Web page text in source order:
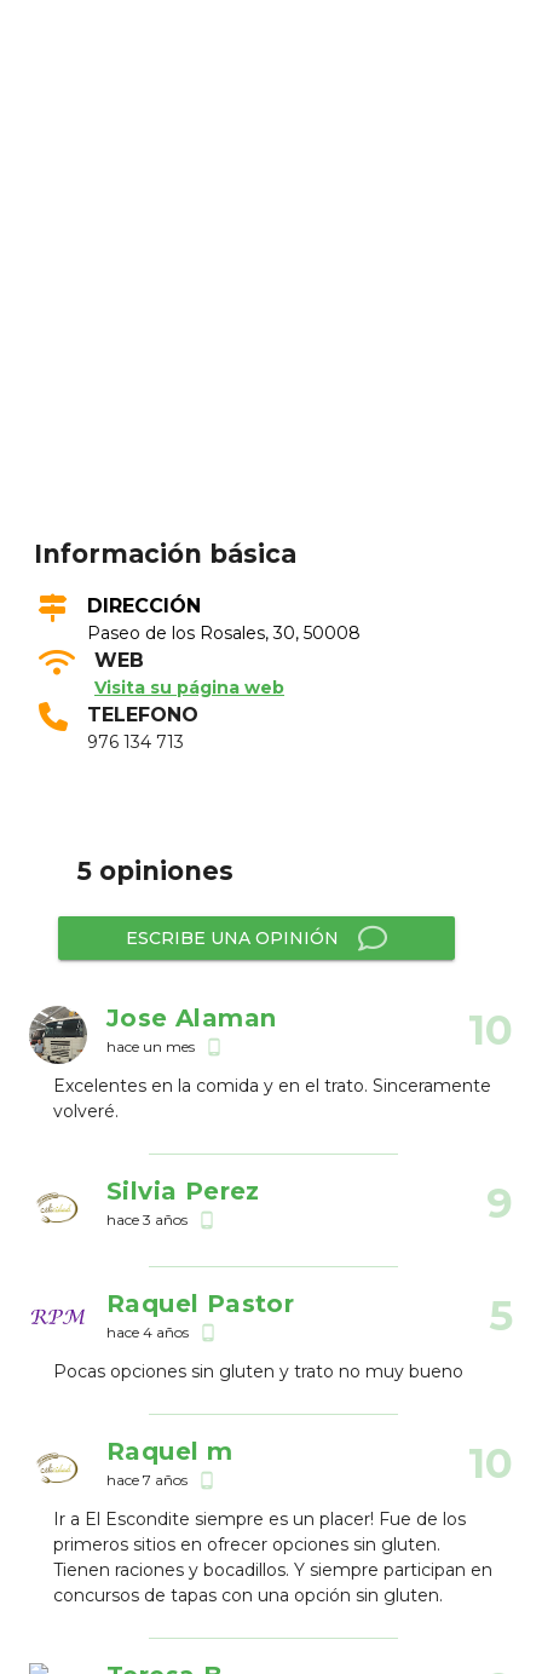
Información básica
DIRECCIÓN
Paseo de los Rosales, 30, 50008
WEB
Visita su página web
TELEFONO
976 134 713
5 opiniones
ESCRIBE UNA OPINIÓN
Jose Alaman
hace un mes phone_android 10
Excelentes en la comida y en el trato. Sinceramente
volveré.
Silvia Perez
hace 3 años phone_android 9
Raquel Pastor
hace 4 años phone_android 5
Pocas opciones sin gluten y trato no muy bueno
Raquel m
hace 7 años phone_android 10
Ir a El Escondite siempre es un placer! Fue de los
primeros sitios en ofrecer opciones sin gluten.
Tienen raciones y bocadillos. Y siempre participan en
concursos de tapas con una opción sin gluten.